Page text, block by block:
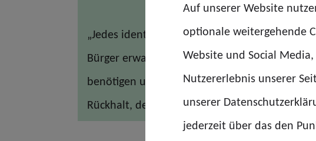
„Jedes identifizierte Opfer und jeder
Bürger erwarten zu Recht, dass schwerste
benötigen unsere Ermittlerinnen und
Rückhalt, den sie verdienen“, so der GdP-
Auf unserer Website
optionale weitergehende
Website und Social
Nutzererlebnis unserer
unserer
jederzeit über das den